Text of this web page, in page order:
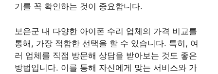
기를 꼭 확인하는 것이 중요합니다.
보은군 내 다양한 아이폰 수리 업체의 가격 비교를
통해, 가장 적합한 선택을 할 수 있습니다. 특히, 여
러 업체를 직접 방문해 상담을 받아보는 것도 좋은
방법입니다. 이를 통해 자신에게 맞는 서비스와 가